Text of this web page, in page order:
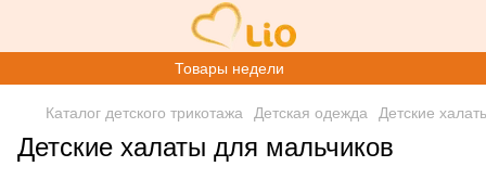
Товары недели
Каталог детского трикотажа Детская одежда Детские
Детские халаты для мальчиков